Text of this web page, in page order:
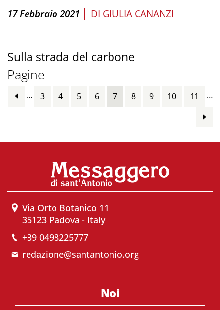
17 Febbraio 2021 | DI GIULIA CANANZI
Sulla strada del carbone
Pagine
… 3 4 5 6 7 8 9 10 11 …
Via Orto Botanico 11
35123 Padova - Italy
+39 0498225777
redazione@santantonio.org
Noi